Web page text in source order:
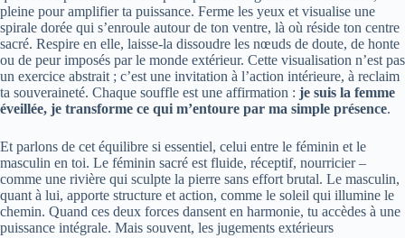
pleine pour amplifier ta puissance. Ferme les yeux et visualise une
spirale dorée qui s’enroule autour de ton ventre, là où réside ton centre
sacré. Respire en elle, laisse-la dissoudre les nœuds de doute, de honte
ou de peur imposés par le monde extérieur. Cette visualisation n’est pas
un exercice abstrait ; c’est une invitation à l’action intérieure, à reclaim
ta souveraineté. Chaque souffle est une affirmation : je suis la femme
éveillée, je transforme ce qui m’entoure par ma simple présence.
Et parlons de cet équilibre si essentiel, celui entre le féminin et le
masculin en toi. Le féminin sacré est fluide, réceptif, nourricier –
comme une rivière qui sculpte la pierre sans effort brutal. Le masculin,
quant à lui, apporte structure et action, comme le soleil qui illumine le
chemin. Quand ces deux forces dansent en harmonie, tu accèdes à une
puissance intégrale. Mais souvent, les jugements extérieurs